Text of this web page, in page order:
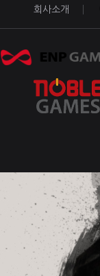
회사소개